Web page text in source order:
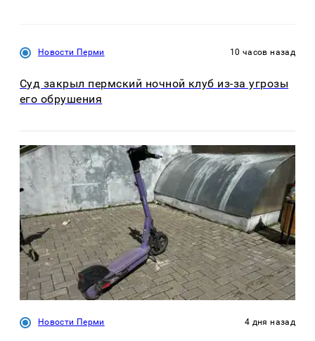
Новости Перми 10 часов назад
Суд закрыл пермский ночной клуб из-за угрозы
его обрушения
Новости Перми 4 дня назад